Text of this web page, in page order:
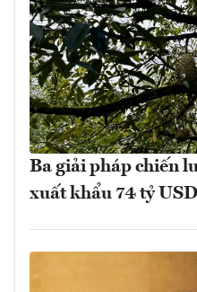
Ba giải pháp chiến
xuất khẩu 74 tỷ USD